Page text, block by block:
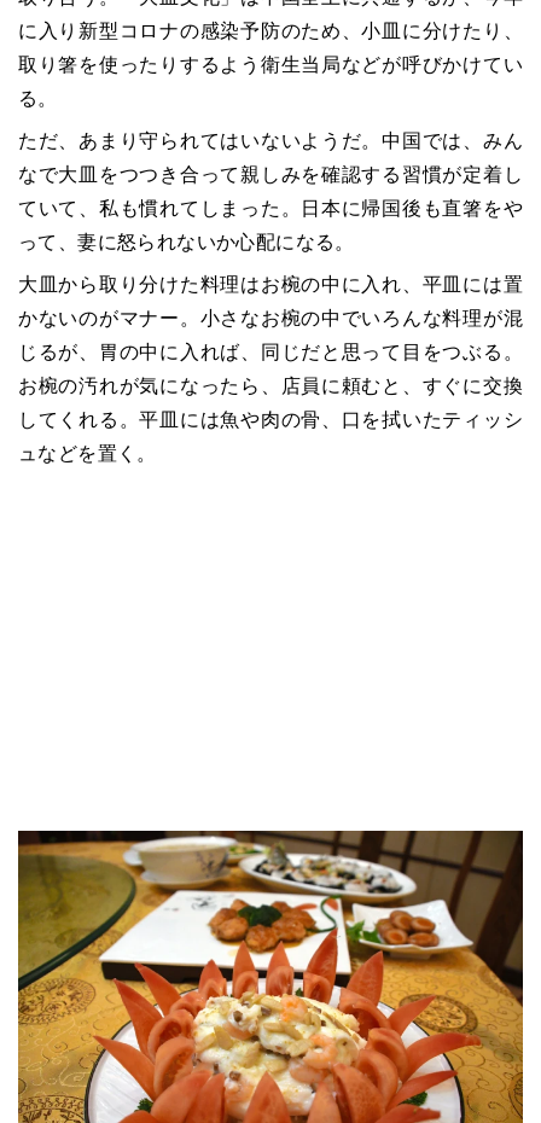
に入り新型コロナの感染予防のため、小皿に分けたり、
取り箸を使ったりするよう衛生当局などが呼びかけてい
る。
ただ、あまり守られてはいないようだ。中国では、みん
なで大皿をつつき合って親しみを確認する習慣が定着し
ていて、私も慣れてしまった。日本に帰国後も直箸をや
って、妻に怒られないか心配になる。
大皿から取り分けた料理はお椀の中に入れ、平皿には置
かないのがマナー。小さなお椀の中でいろんな料理が混
じるが、胃の中に入れば、同じだと思って目をつぶる。
お椀の汚れが気になったら、店員に頼むと、すぐに交換
してくれる。平皿には魚や肉の骨、口を拭いたティッシ
ュなどを置く。